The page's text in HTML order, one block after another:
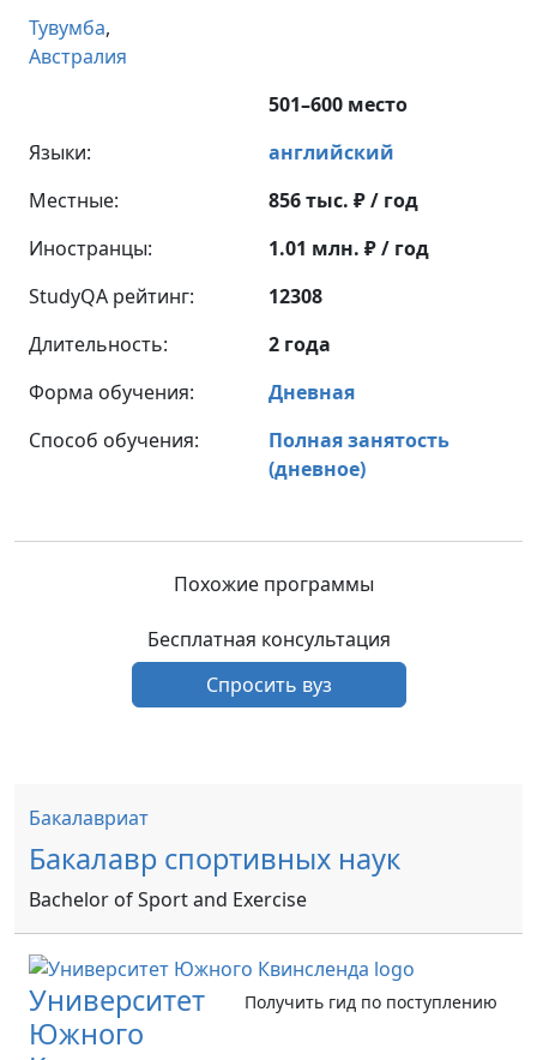
Тувумба,
Австралия
501–600 место
Языки:
английский
Местные:
856 тыс. ₽ / год
Иностранцы:
1.01 млн. ₽ / год
StudyQA рейтинг:
12308
Длительность:
2 года
Форма обучения:
Дневная
Способ обучения:
Полная занятость
(дневное)
Похожие программы
Бесплатная консультация
Спросить вуз
Бакалавриат
Бакалавр спортивных наук
Bachelor of Sport and Exercise
Университет
Южного
Получить гид по поступлению